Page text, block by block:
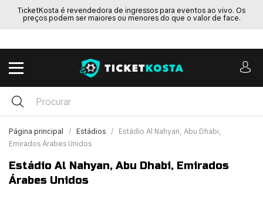
TicketKosta é revendedora de ingressos para eventos ao vivo. Os
preços podem ser maiores ou menores do que o valor de face.
Página principal Estádios
Estádio Al Nahyan, Abu Dhabi,
Emirados Árabes Unidos
Estádio Al Nahyan, Abu Dhabi, Emirados
Árabes Unidos